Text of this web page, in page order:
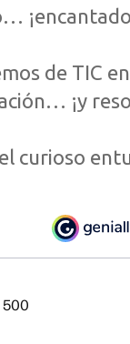
de TIC
¡y
curioso